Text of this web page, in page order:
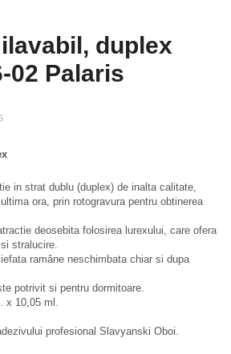
duplex
02 Palaris
in strat dublu (duplex) de inalta calitate,
ora, prin rotogravura pentru obtinerea
deosebita folosirea lurexului, care ofera
stralucire.
ramâne neschimbata chiar si dupa
potrivit si pentru dormitoare.
x 10,05 ml.
profesional Slavyanski Oboi.